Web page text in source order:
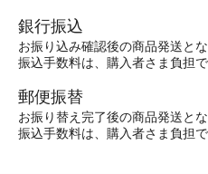
銀行振込
お振り込み確認後の商品発送とな
振込手数料は、購入者さま負担
郵便振替
お振り替え完了後の商品発送とな
振込手数料は、購入者さま負担